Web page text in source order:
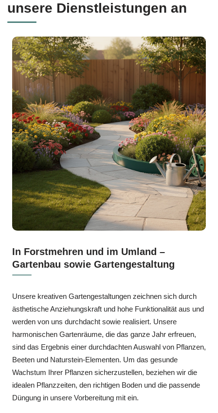
unsere Dienstleistungen an
In Forstmehren und im Umland –
Gartenbau sowie Gartengestaltung
Unsere kreativen Gartengestaltungen zeichnen sich durch
ästhetische Anziehungskraft und hohe Funktionalität aus und
werden von uns durchdacht sowie realisiert. Unsere
harmonischen Gartenräume, die das ganze Jahr erfreuen,
sind das Ergebnis einer durchdachten Auswahl von Pflanzen,
Beeten und Naturstein-Elementen. Um das gesunde
Wachstum Ihrer Pflanzen sicherzustellen, beziehen wir die
idealen Pflanzzeiten, den richtigen Boden und die passende
Düngung in unsere Vorbereitung mit ein.